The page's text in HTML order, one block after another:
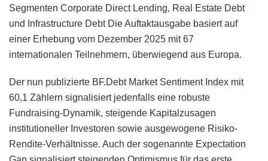
Segmenten Corporate Direct Lending, Real Estate Debt
und Infrastructure Debt Die Auftaktausgabe basiert auf
einer Erhebung vom Dezember 2025 mit 67
internationalen Teilnehmern, überwiegend aus Europa.
Der nun publizierte BF.Debt Market Sentiment Index mit
60,1 Zählern signalisiert jedenfalls eine robuste
Fundraising-Dynamik, steigende Kapitalzusagen
institutioneller Investoren sowie ausgewogene Risiko-
Rendite-Verhältnisse. Auch der sogenannte Expectation